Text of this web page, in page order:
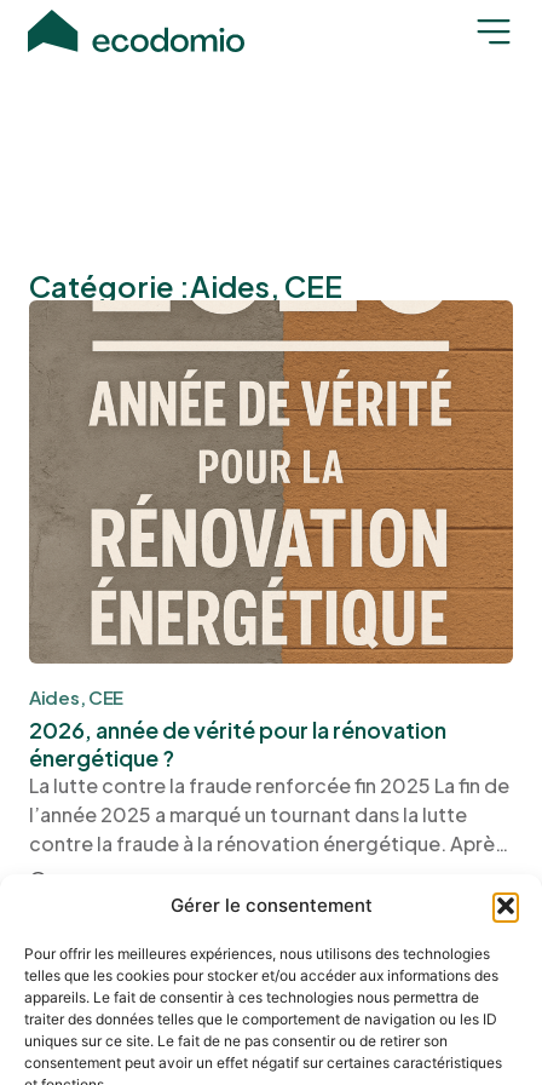
Gérer le consentement
Pour offrir les meilleures expériences, nous utilisons des technologies
telles que les cookies pour stocker et/ou accéder aux informations des
appareils. Le fait de consentir à ces technologies nous permettra de
traiter des données telles que le comportement de navigation ou les ID
uniques sur ce site. Le fait de ne pas consentir ou de retirer son
consentement peut avoir un effet négatif sur certaines caractéristiques
Catégorie :Aides, CEE
Aides CEE
2026, année de vérité pour la rénovation
énergétique ?
La lutte contre la fraude renforcée fin 2025 La fin de
l’année 2025 a marqué un tournant dans la lutte
contre la fraude à la rénovation énergétique. Après
plusieurs rapports parlementaires et enquêtes de la
DGCCRF mettant en évidence des dérives liées au